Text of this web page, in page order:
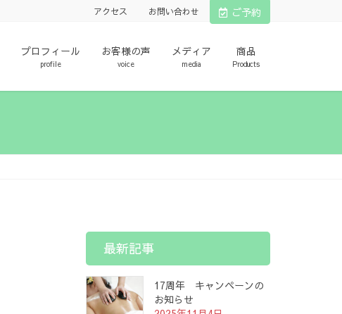
アクセス お問い合わせ ご予約
プロフィール
profile
お客様の声
voice
メディア
media
商品
Products
最新記事
17周年 キャンペーンの
お知らせ